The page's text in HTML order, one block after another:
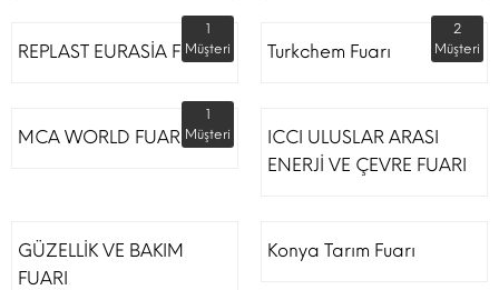
REPLAST EURASİA FUARI
1
Müşteri
Turkchem Fuarı
2
Müşteri
MCA WORLD FUARI
1
Müşteri
ICCI ULUSLAR ARASI
ENERJİ VE ÇEVRE FUARI
GÜZELLİK VE BAKIM
FUARI
Konya Tarım Fuarı